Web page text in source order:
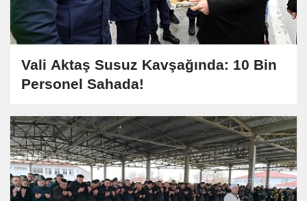
Vali Aktaş Susuz Kavşağında: 10 Bin
Personel Sahada!